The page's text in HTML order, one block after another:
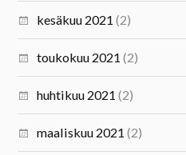
kesäkuu 2021 (2)
toukokuu 2021 (2)
huhtikuu 2021 (2)
maaliskuu 2021 (2)